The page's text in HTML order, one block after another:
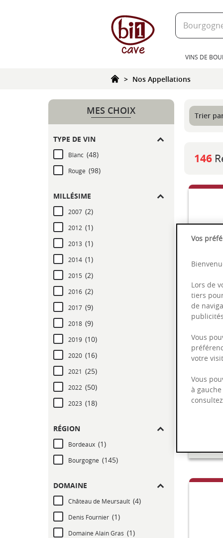
VINS DE
Nos Appellations
MES CHOIX
TYPE DE VIN
Blanc (48)
Rouge (98)
MILLÉSIME
2007 (2)
2012 (1)
2013 (1)
2014 (1)
2015 (2)
2016 (2)
2017 (9)
2018 (9)
2019 (10)
2020 (16)
2021 (25)
2022 (50)
2023 (18)
RÉGION
Bordeaux (1)
Bourgogne (145)
DOMAINE
Château de Meursault (4)
Denis Fournier (1)
Domaine Alain Gras (1)
Trier
146
Vos
Lors de
tiers
de
Vous
votre
Vous
à